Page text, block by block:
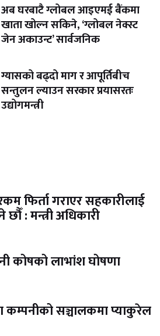
अब घरबाटै ग्लोबल आइएमई बैंकमा
खाता खोल्न सकिने, ‘ग्लोबल नेक्स्ट
जेन अकाउन्ट’ सार्वजनिक
ग्यासको बढ्दो माग र आपूर्तिबीच
सन्तुलन ल्याउन सरकार प्रयासरतः
उद्योगमन्त्री
फिर्ता गराएर सहकारीलाई
: मन्त्री अधिकारी
कोषको लाभांश घोषणा
कम्पनीको सञ्चालकमा प्याकुरेल